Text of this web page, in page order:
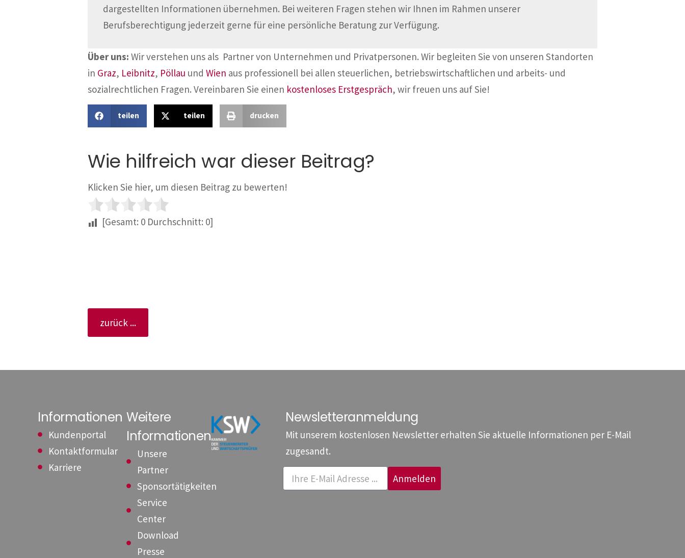
dargestellten Informationen übernehmen. Bei weiteren Fragen stehen wir Ihnen im Rahmen unserer
Berufsberechtigung jederzeit gerne für eine persönliche Beratung zur Verfügung.
Über uns: Wir verstehen uns als Partner von Unternehmen und Privatpersonen. Wir begleiten Sie von unseren Standorten
in Graz, Leibnitz, Pöllau und Wien aus professionell bei allen steuerlichen, betriebswirtschaftlichen und arbeits- und
sozialrechtlichen Fragen. Vereinbaren Sie einen kostenloses Erstgespräch, wir freuen uns auf Sie!
teilen teilen drucken
Wie hilfreich war dieser Beitrag?
Klicken Sie hier, um diesen Beitrag zu bewerten!
[Gesamt: 0 Durchschnitt: 0]
zurück ...
Informationen
Kundenportal
Kontaktformular
Karriere
Weitere
Informationen
Unsere
Partner
Sponsortätigkeiten
Service
Center
Download
Presse
Newsletteranmeldung
Mit unserem kostenlosen Newsletter erhalten Sie aktuelle Informationen per E-Mail
zugesandt.
Anmelden